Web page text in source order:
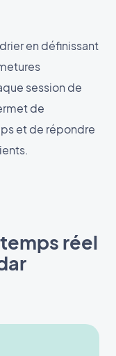
en définissant
session de
de
et de répondre
réel